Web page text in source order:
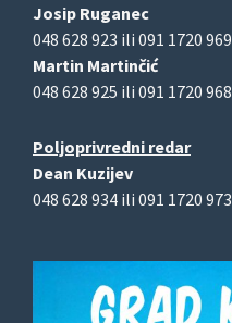
Josip Ruganec
048 628 923 ili 091 1720 969
Martin Martinčić
048 628 925 ili 091 1720 968
Poljoprivredni redar
Dean Kuzijev
048 628 934 ili 091 1720 973